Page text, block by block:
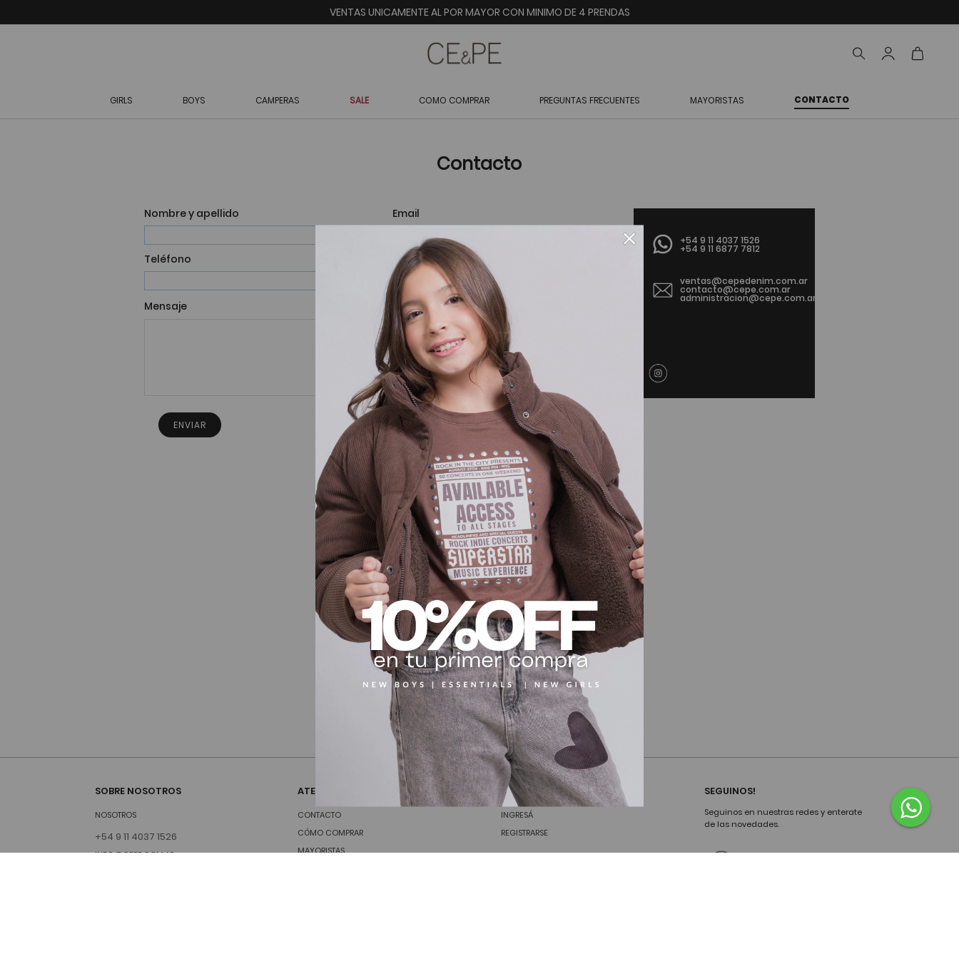
×
VENTAS UNICAMENTE AL POR MAYOR CON MINIMO DE 4 PRENDAS
GIRLS BOYS CAMPERAS SALE COMO COMPRAR PREGUNTAS FRECUENTES MAYORISTAS CONTACTO
Contacto
Nombre y apellido Email
Teléfono Asunto
Mensaje
+54 9 11 4037 1526
+54 9 11 6877 7812
ventas@cepedenim.com.ar
contacto@cepe.com.ar
administracion@cepe.com.ar
ENVIAR
SOBRE NOSOTROS
NOSOTROS
+54 9 11 4037 1526
INFO@CEPE.COM.AR
ATENCIÓN AL CLIENTE
CONTACTO
CÓMO COMPRAR
MAYORISTAS
MI CUENTA
INGRESÁ
REGISTRARSE
SEGUINOS!
Seguinos en nuestras redes y enterate
de las novedades.